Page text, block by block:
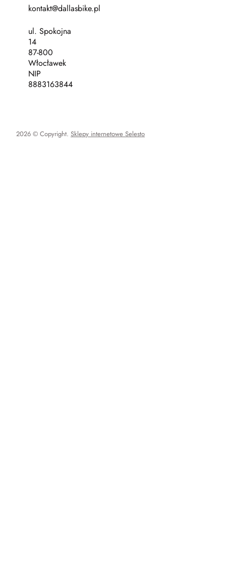
kontakt@dallasbike.pl
ul. Spokojna
14
87-800
Włocławek
NIP
8883163844
2026 © Copyright. Sklepy internetowe Selesto